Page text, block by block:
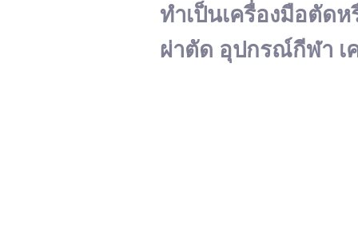
ทำเป็นเครื่องมือตัดห
ผ่าตัด อุปกรณ์กีฬา เ